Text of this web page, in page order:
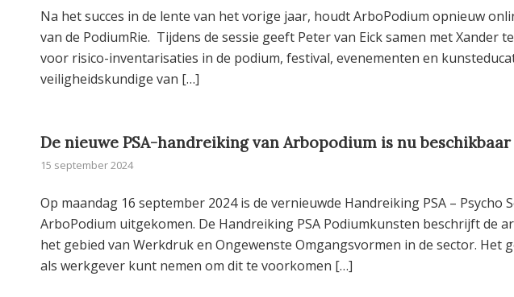
Na het succes in de lente van het vorige jaar, houdt ArboPodium opnieuw
van de PodiumRie. Tijdens de sessie geeft Peter van Eick samen met Xander
voor risico-inventarisaties in de podium, festival, evenementen en
veiligheidskundige van […]
De nieuwe PSA-handreiking van Arbopodium is nu beschikbaar
15 september 2024
Op maandag 16 september 2024 is de vernieuwde Handreiking PSA –
ArboPodium uitgekomen. De Handreiking PSA Podiumkunsten beschrijft de
het gebied van Werkdruk en Ongewenste Omgangsvormen in de sector. Het
als werkgever kunt nemen om dit te voorkomen […]